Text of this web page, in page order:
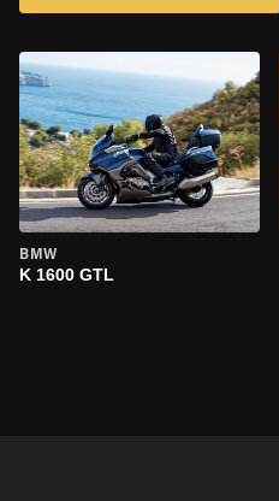
BMW
K 1600 GTL